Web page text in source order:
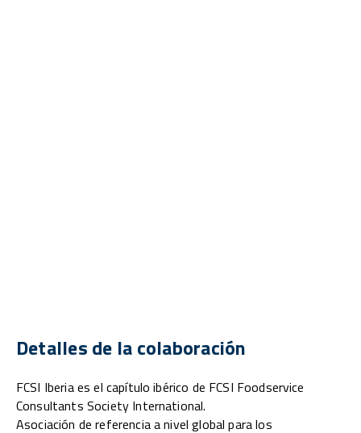
Detalles de la colaboración
FCSI Iberia es el capítulo ibérico de FCSI Foodservice
Consultants Society International.
Asociación de referencia a nivel global para los